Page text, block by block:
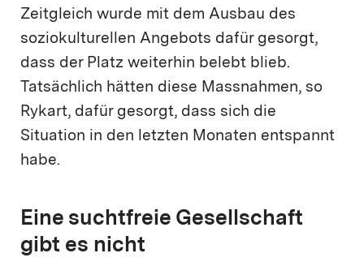
Zeitgleich wurde mit dem Ausbau des
soziokulturellen Angebots dafür gesorgt,
dass der Platz weiterhin belebt blieb.
Tatsächlich hätten diese Massnahmen, so
Rykart, dafür gesorgt, dass sich die
Situation in den letzten Monaten entspannt
habe.
Eine suchtfreie Gesellschaft
gibt es nicht